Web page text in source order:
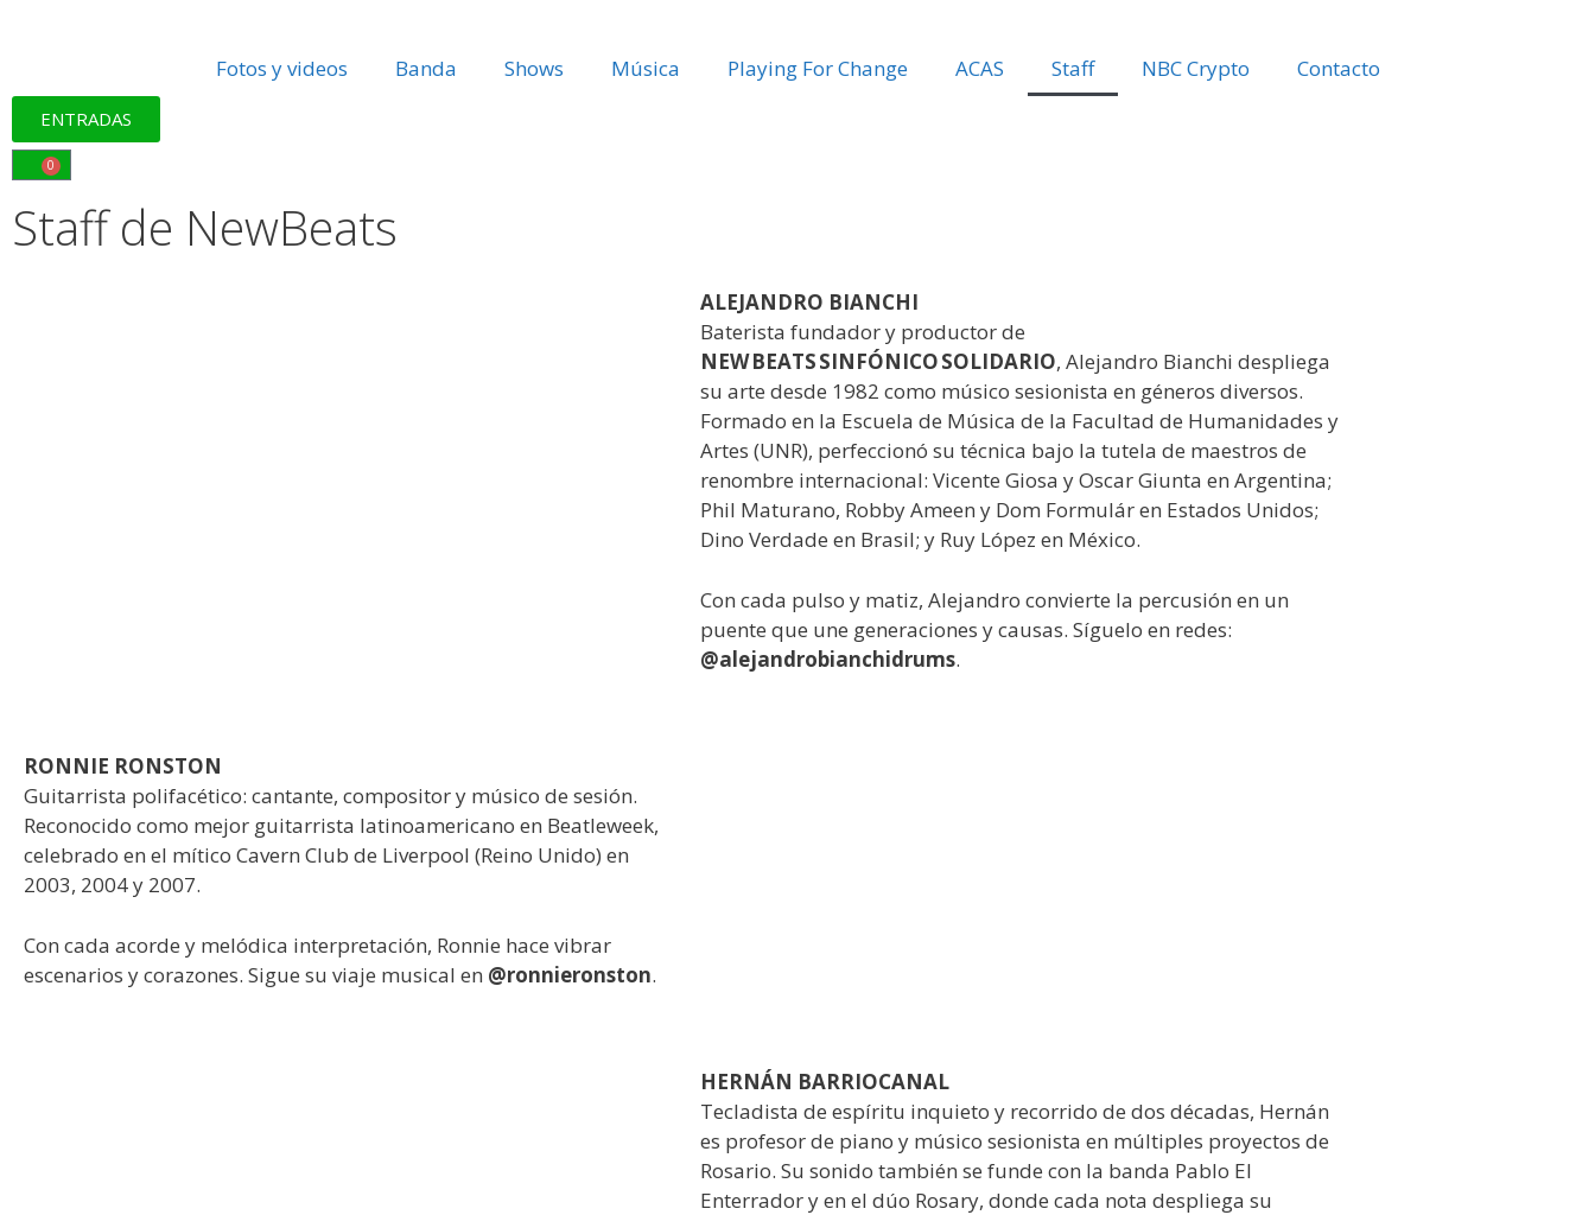
Fotos y videos Banda Shows Música Playing For Change ACAS Staff NBC Crypto Contacto
ENTRADAS
0
Staff de NewBeats
ALEJANDRO BIANCHI
Baterista fundador y productor de
NEW BEATS SINFÓNICO SOLIDARIO, Alejandro Bianchi despliega
su arte desde 1982 como músico sesionista en géneros diversos.
Formado en la Escuela de Música de la Facultad de Humanidades y
Artes (UNR), perfeccionó su técnica bajo la tutela de maestros de
renombre internacional: Vicente Giosa y Oscar Giunta en Argentina;
Phil Maturano, Robby Ameen y Dom Formulár en Estados Unidos;
Dino Verdade en Brasil; y Ruy López en México.
Con cada pulso y matiz, Alejandro convierte la percusión en un
puente que une generaciones y causas. Síguelo en redes:
@alejandrobianchidrums.
RONNIE RONSTON
Guitarrista polifacético: cantante, compositor y músico de sesión.
Reconocido como mejor guitarrista latinoamericano en Beatleweek,
celebrado en el mítico Cavern Club de Liverpool (Reino Unido) en
2003, 2004 y 2007.
Con cada acorde y melódica interpretación, Ronnie hace vibrar
escenarios y corazones. Sigue su viaje musical en @ronnieronston.
HERNÁN BARRIOCANAL
Tecladista de espíritu inquieto y recorrido de dos décadas, Hernán
es profesor de piano y músico sesionista en múltiples proyectos de
Rosario. Su sonido también se funde con la banda Pablo El
Enterrador y en el dúo Rosary, donde cada nota despliega su